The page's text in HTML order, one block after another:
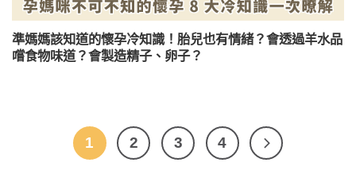
準媽媽該知道的懷孕冷知識！胎兒也有情緒？會透過羊水品
嚐食物味道？會製造精子、卵子？
1 2 3 4